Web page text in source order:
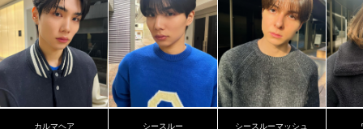
カルマヘア シースルー シースルーマッシュ